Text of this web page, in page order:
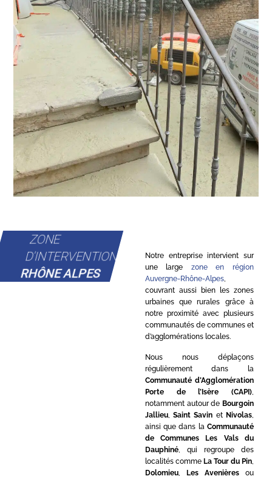
ZONE
D'INTERVENTION
RHÔNE ALPES
Notre entreprise intervient sur
une large zone en région
Auvergne-Rhône-Alpes,
couvrant aussi bien les zones
urbaines que rurales grâce à
notre proximité avec plusieurs
communautés de communes et
d’agglomérations locales.
Nous nous déplaçons
régulièrement dans la
Communauté d’Agglomération
Porte de l’Isère (CAPI)
notamment autour de Bourgoin
Jallieu,Saint Savin et Nivolas
ainsi que dans la Communauté
de Communes Les Vals du
Dauphiné, qui regroupe des
localités comme La Tour du Pin
Dolomieu, Les Avenièresou